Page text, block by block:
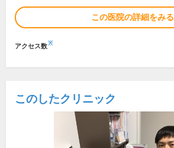
この医院の詳細をみる
アクセス数※
このしたクリニック